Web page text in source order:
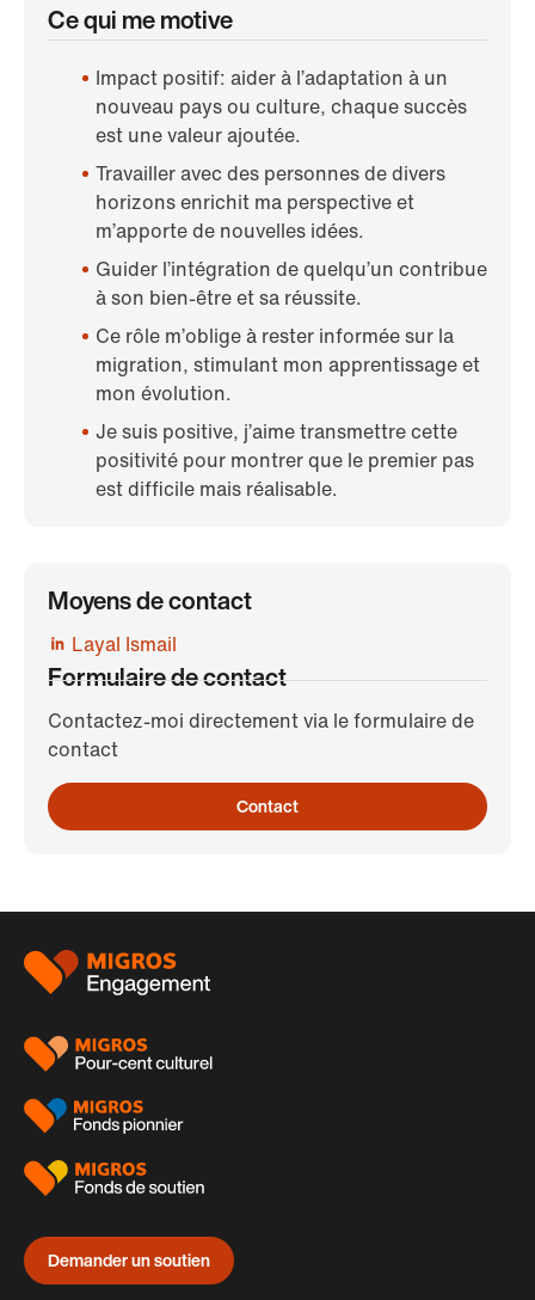
Ce qui me motive
Impact positif: aider à l’adaptation à un
nouveau pays ou culture, chaque succès
est une valeur ajoutée.
Travailler avec des personnes de divers
horizons enrichit ma perspective et
m’apporte de nouvelles idées.
Guider l’intégration de quelqu’un contribue
à son bien-être et sa réussite.
Ce rôle m’oblige à rester informée sur la
migration, stimulant mon apprentissage et
mon évolution.
Je suis positive, j’aime transmettre cette
positivité pour montrer que le premier pas
est difficile mais réalisable.
Moyens de contact
Layal Ismail
Formulaire de contact
Contactez-moi directement via le formulaire de
contact
Contact
Pied
page
Demander un soutien